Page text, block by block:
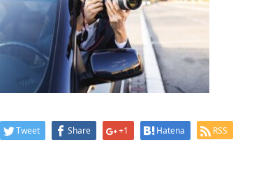
Tweet Share +1 Hatena RSS